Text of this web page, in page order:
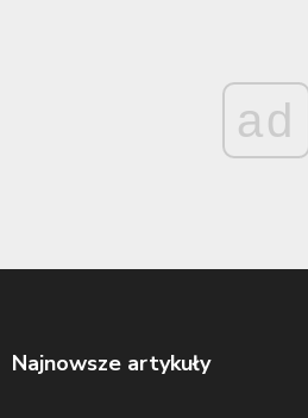
ad
Najnowsze artykuły